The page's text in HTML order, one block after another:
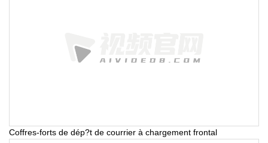
Coffres-forts de dép?t de courrier à chargement frontal